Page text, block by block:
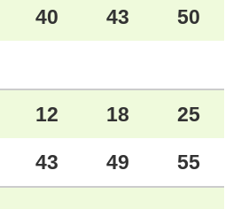
40 43 50
12 18 25
43 49 55